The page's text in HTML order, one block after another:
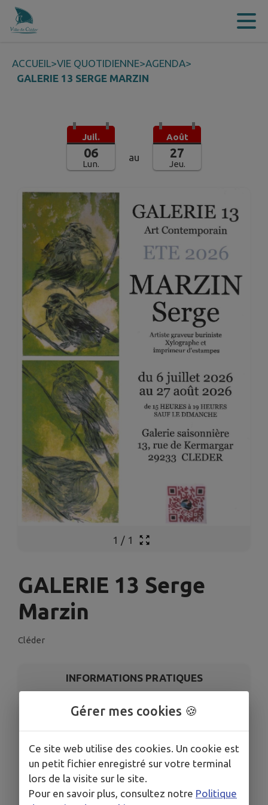
Contenu
ACCUEIL>VIE QUOTIDIENNE>AGENDA>
GALERIE 13 SERGE MARZIN
Juil.
06
Lun.
au
Août
27
Jeu.
1 / 1
GALERIE 13 Serge
Marzin
Cléder
INFORMATIONS PRATIQUES
Du lun. 6 juil. au jeu. 27 août
ORGANISÉ PAR
Atelier-Galerie d'art contemporain - Serge Marzin
Gérer mes cookies 🍪
Ce site web utilise des cookies. Un cookie est
un petit fichier enregistré sur votre terminal
lors de la visite sur le site.
Pour en savoir plus, consultez notre Politique